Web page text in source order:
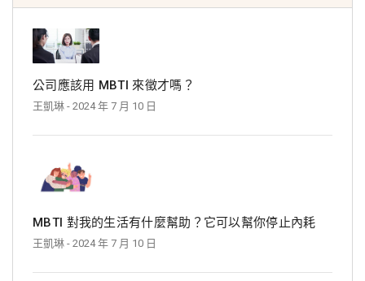
公司應該用 MBTI 來徵才嗎？
王凱琳 - 2024 年 7 月 10 日
MBTI 對我的生活有什麼幫助？它可以幫你停止內耗
王凱琳 - 2024 年 7 月 10 日